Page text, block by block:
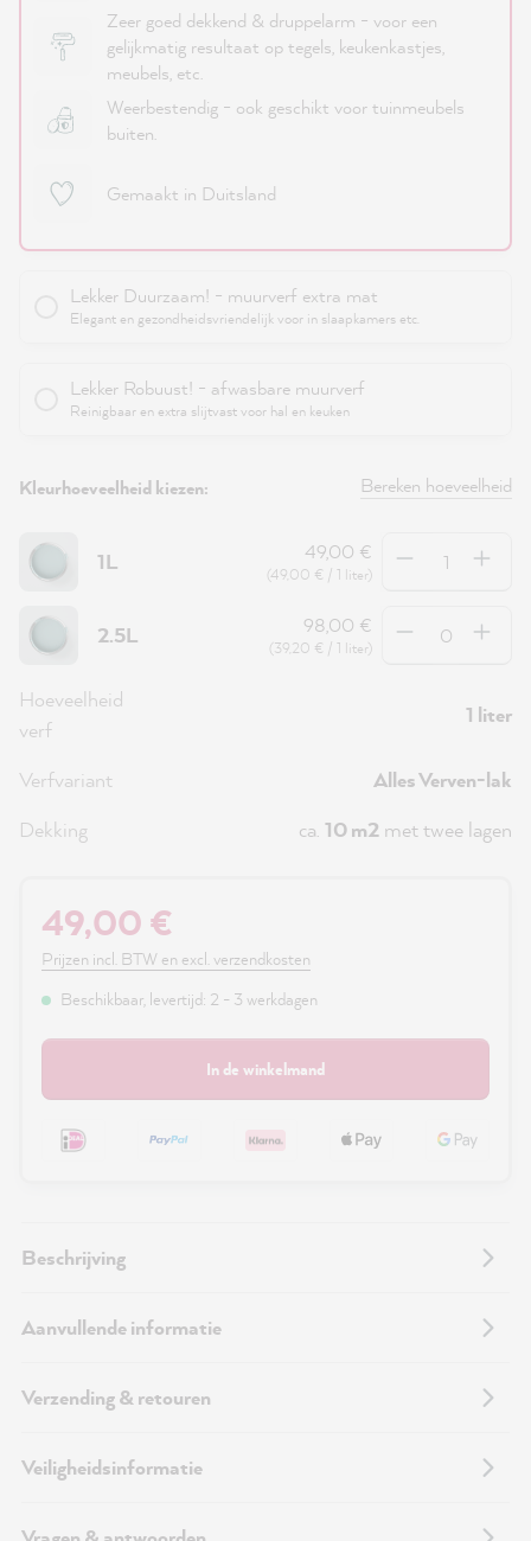
Zeer goed dekkend & druppelarm - voor een
gelijkmatig resultaat op tegels, keukenkastjes,
meubels, etc.
Weerbestendig - ook geschikt voor tuinmeubels
buiten.
Gemaakt in Duitsland
Lekker Duurzaam! - muurverf extra mat
Elegant en gezondheidsvriendelijk voor in slaapkamers etc.
Lekker Robuust! - afwasbare muurverf
Reinigbaar en extra slijtvast voor hal en keuken
Kleurhoeveelheid kiezen: Bereken hoeveelheid
1L 49,00 €
(49,00 € / 1 liter)
Hoeveelheid
2.5L 98,00 €
(39,20 € / 1 liter)
Hoeveelheid
Hoeveelheid
verf
1 liter
Verfvariant
Alles Verven-lak
Dekking
ca. 10 m2 met twee lagen
49,00 €
Prijzen incl. BTW en excl. verzendkosten
Beschikbaar, levertijd: 2 - 3 werkdagen
In de winkelmand
Beschrijving
Aanvullende informatie
Verzending & retouren
Veiligheidsinformatie